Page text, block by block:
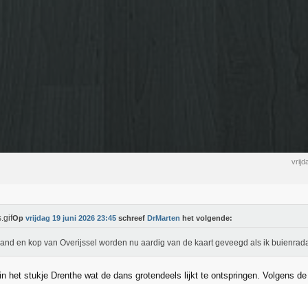
Op vrijdag 19 juni 2026 23:45 schreef DrMarten het volgende:
en kop van Overijssel worden nu aardig van de kaart geveegd als ik
het stukje Drenthe wat de dans grotendeels lijkt te ontspringen. Volgens